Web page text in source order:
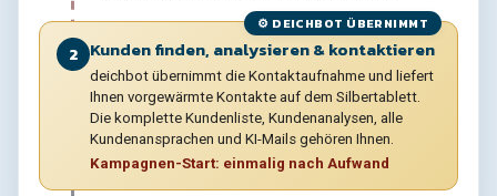
⚙️ DEICHBOT ÜBERNIMMT
2 Kunden finden, analysieren & kontaktieren
deichbot übernimmt die Kontaktaufnahme und liefert
Ihnen vorgewärmte Kontakte auf dem Silbertablett.
Die komplette Kundenliste, Kundenanalysen, alle
Kundenansprachen und KI-Mails gehören Ihnen.
Kampagnen-Start: einmalig nach Aufwand